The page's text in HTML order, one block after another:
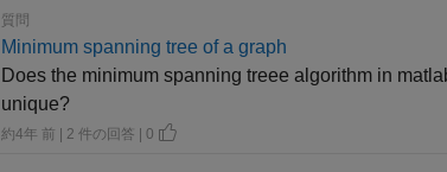
質問
Minimum spanning tree of a graph
Does the minimum spanning treee algorithm in
unique?
約4年 前 | 2 件の回答 | 0